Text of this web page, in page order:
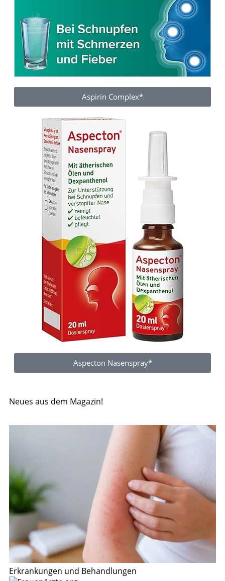
Aspirin Complex*
Aspecton Nasenspray*
Neues aus dem Magazin!
Erkrankungen und Behandlungen